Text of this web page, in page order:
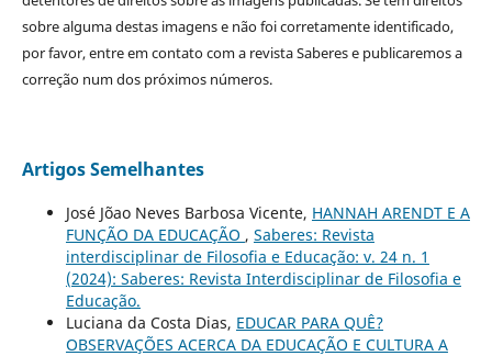
sobre alguma destas imagens e não foi corretamente identificado,
por favor, entre em contato com a revista Saberes e publicaremos a
correção num dos próximos números.
Artigos Semelhantes
José Jõao Neves Barbosa Vicente, HANNAH ARENDT E A
FUNÇÃO DA EDUCAÇÃO , Saberes: Revista
interdisciplinar de Filosofia e Educação: v. 24 n. 1
(2024): Saberes: Revista Interdisciplinar de Filosofia e
Educação.
Luciana da Costa Dias, EDUCAR PARA QUÊ?
OBSERVAÇÕES ACERCA DA EDUCAÇÃO E CULTURA A